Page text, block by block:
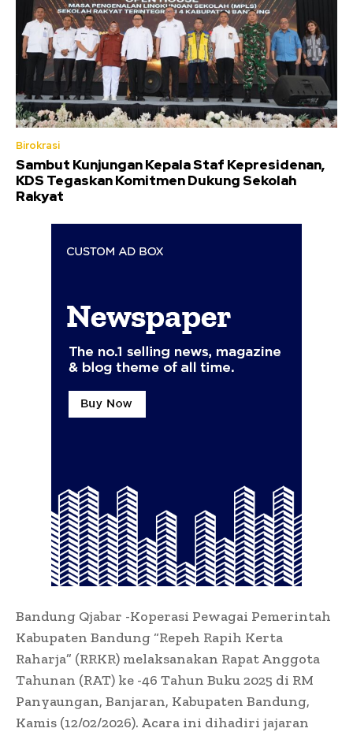
Birokrasi
Sambut Kunjungan Kepala Staf Kepresidenan,
KDS Tegaskan Komitmen Dukung Sekolah
Rakyat
Bandung Qjabar -Koperasi Pewagai Pemerintah
Kabupaten Bandung “Repeh Rapih Kerta
Raharja” (RRKR) melaksanakan Rapat Anggota
Tahunan (RAT) ke -46 Tahun Buku 2025 di RM
Panyaungan, Banjaran, Kabupaten Bandung,
Kamis (12/02/2026). Acara ini dihadiri jajaran